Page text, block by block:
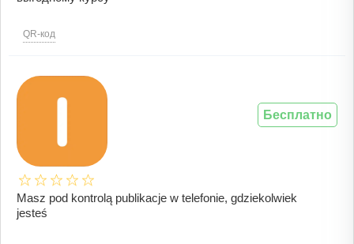
QR-код
Masz pod kontrolą publikacje w telefonie, gdziekolwiek
jesteś
Бесплатно